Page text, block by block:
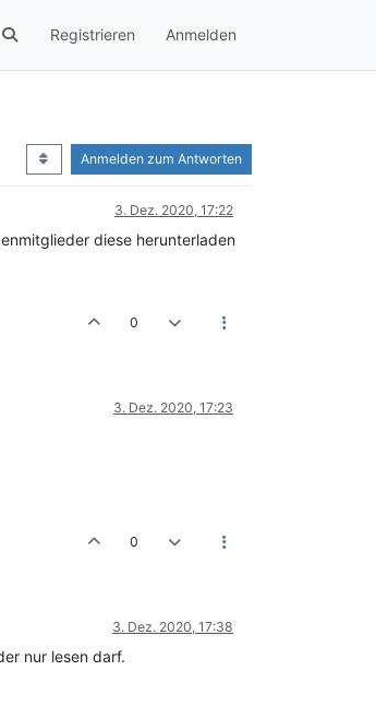
Registrieren Anmelden
Anmelden zum Antworten
3. Dez. 2020, 17:22
diese herunterladen
0
3. Dez. 2020, 17:23
0
3. Dez. 2020, 17:38
nur lesen darf.